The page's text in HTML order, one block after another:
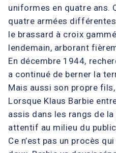
uniformes en quatre ans.
quatre armées
le brassard à croix
lendemain, arborant
En décembre 1944,
a continué de berner la
Mais aussi son propre
Lorsque Klaus Barbie
assis dans les rangs de
attentif au milieu du
Ce n’est pas un procès